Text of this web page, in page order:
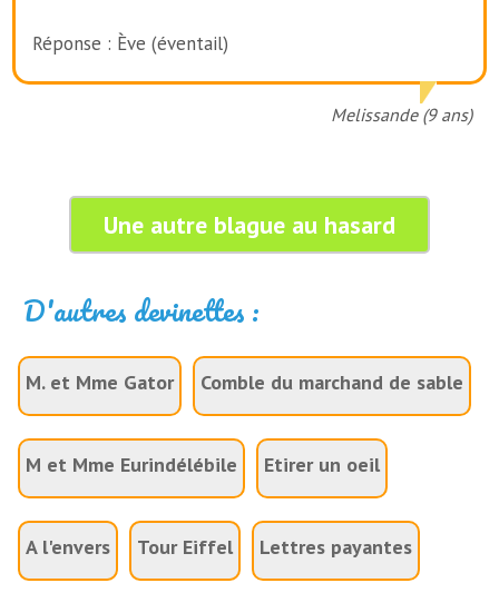
Réponse : Ève (éventail)
Melissande (9 ans)
Une autre blague au hasard
D'autres devinettes :
M. et Mme Gator Comble du marchand de sable
M et Mme Eurindélébile Etirer un oeil
A l'envers Tour Eiffel Lettres payantes